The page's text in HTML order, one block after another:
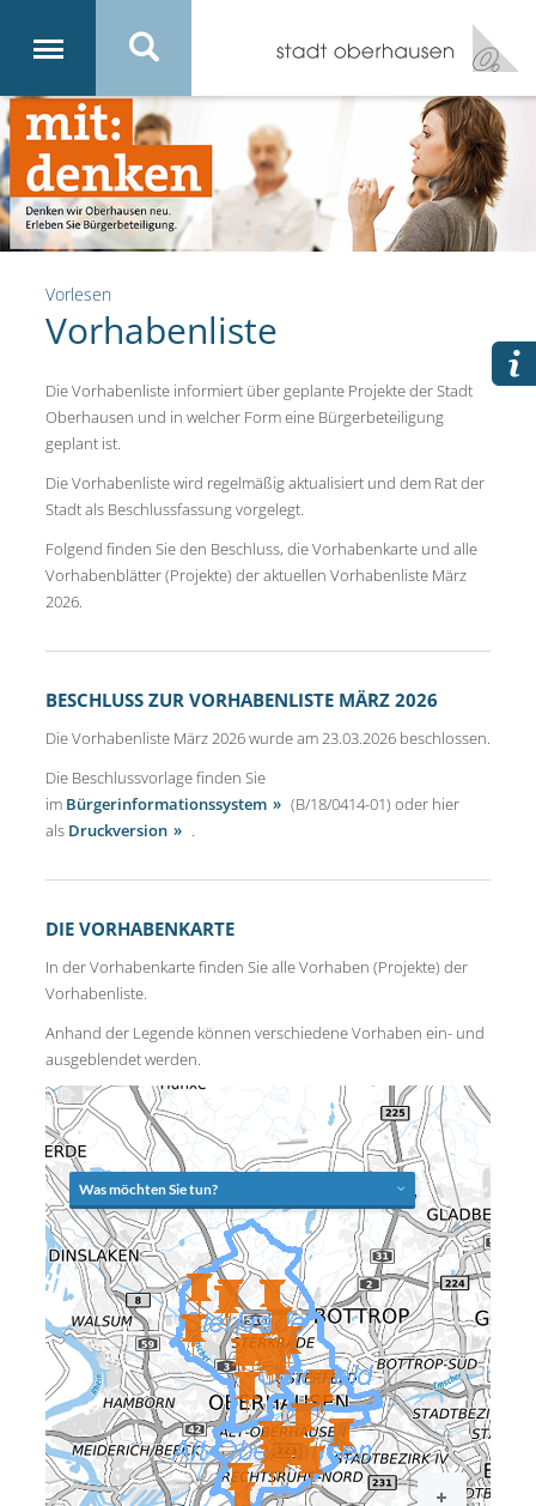
Vorlesen
Vorhabenliste
Die Vorhabenliste informiert über geplante Projekte der Stadt
Oberhausen und in welcher Form eine Bürgerbeteiligung
geplant ist.
Die Vorhabenliste wird regelmäßig aktualisiert und dem Rat der
Stadt als Beschlussfassung vorgelegt.
Folgend finden Sie den Beschluss, die Vorhabenkarte und alle
Vorhabenblätter (Projekte) der aktuellen Vorhabenliste März
2026.
BESCHLUSS ZUR VORHABENLISTE MÄRZ 2026
Die Vorhabenliste März 2026 wurde am 23.03.2026 beschlossen.
Die Beschlussvorlage finden Sie
im Bürgerinformationssystem
(B/18/0414-01) oder hier
als Druckversion .
DIE VORHABENKARTE
In der Vorhabenkarte finden Sie alle Vorhaben (Projekte) der
Vorhabenliste.
Anhand der Legende können verschiedene Vorhaben ein- und
ausgeblendet werden.